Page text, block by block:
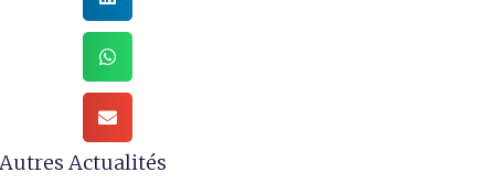
Actualités